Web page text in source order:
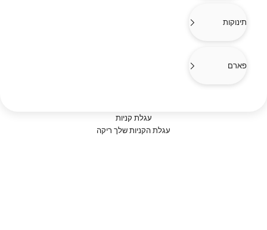
תינוקות
פארם
עגלת קניות
עגלת הקניות שלך ריקה
ג'קטים ומעילים לנשים